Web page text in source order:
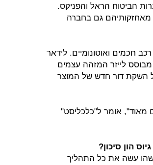
הביטוח הראל והפניקס.
מהחברה נמסר כי על המשקיעים בה ישמרו על 100% מאחזקותיהם גם בחברה
חכמים ואוטונומיים. לידאר
לייזר המזהה עצמים
השקת דור חדש של המוצר
מאוד", אומר ל"כלכליסט"
הון סיכון?
עשה את כל התהליך